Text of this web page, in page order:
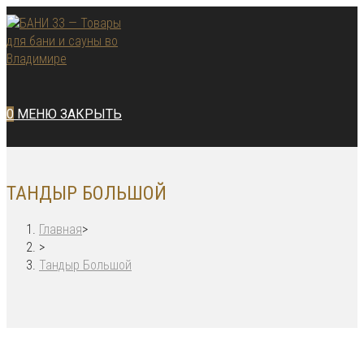
Перейти
к
содержимому
0 МЕНЮ ЗАКРЫТЬ
ТАНДЫР БОЛЬШОЙ
Главная>
>
Тандыр Большой